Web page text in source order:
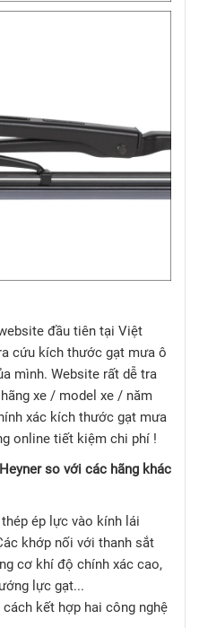
đầu tiên tại Việt
cứu kích thước gạt mưa ô
mình. Website rất dễ tra
xe / model xe / năm
xác kích thước gạt mưa
online tiết kiệm chi phí !
so với các hãng khác
ép lực vào kính lái
khớp nối với thanh sắt
cơ khí độ chính xác cao,
lực gạt...
kết hợp hai công nghệ